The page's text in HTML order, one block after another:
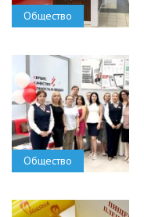
Общество
Общество